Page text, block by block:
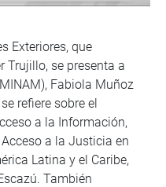
Exteriores, que
Trujillo, se presenta a
Fabiola Muñoz
refiere sobre el
a la Información,
a la Justicia en
Latina y el Caribe,
También